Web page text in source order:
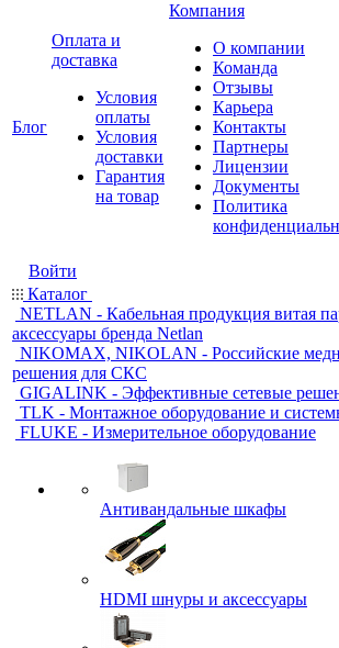
Блог
Оплата и
доставка
Условия
оплаты
Условия
доставки
Гарантия
на товар
Компания
О компании
Команда
Отзывы
Карьера
Контакты
Партнеры
Лицензии
Документы
Политика
Войти
Каталог
NETLAN - Кабельная продукция витая
аксессуары бренда Netlan
NIKOMAX, NIKOLAN - Российские
решения для СКС
GIGALINK - Эффективные сетевые
TLK - Монтажное оборудование и
FLUKE - Измерительное оборудование
Антивандальные шкафы
HDMI шнуры и аксессуары